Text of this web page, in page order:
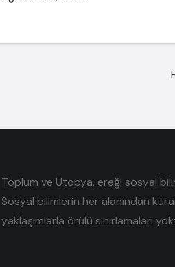
Toplum ve Ütopya, ereği sosyal
Sosyal bilimlerin her alanından
yaklaşımlarla örülü sınırlamaları